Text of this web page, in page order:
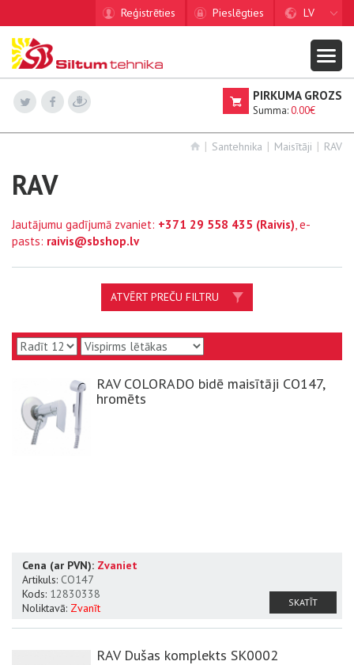
Reģistrēties Pieslēgties LV
PIRKUMA GROZS
Summa:0.00€
Santehnika Maisītāji RAV
RAV
Jautājumu gadījumā zvaniet: +371 29 558 435 (Raivis), e-
pasts: raivis@sbshop.lv
ATVĒRT PREČU FILTRU
RAV COLORADO bidē maisītāji CO147,
hromēts
Cena (ar PVN): Zvaniet
Artikuls: CO147
Kods: 12830338
Noliktavā: Zvanīt SKATĪT
RAV Dušas komplekts SK0002